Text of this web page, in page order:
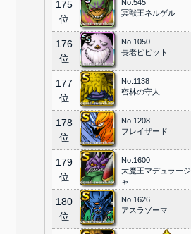
175
位
No.545
冥獣王ネルゲル
176
位
No.1050
長老ピピット
177
位
No.1138
密林の守人
178
位
No.1208
フレイザード
179
位
No.1600
大魔王マデュラージ
ャ
180
位
No.1626
アスラゾーマ